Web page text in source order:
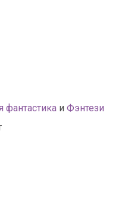
фантастика и Фэнтези